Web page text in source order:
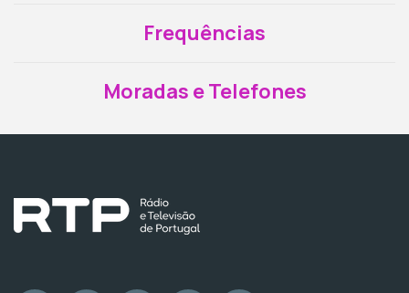
Frequências
Moradas e Telefones